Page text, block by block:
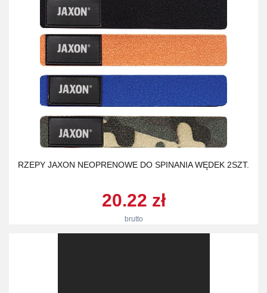
RZEPY JAXON NEOPRENOWE DO SPINANIA WĘDEK 2SZT.
20.22 zł
brutto